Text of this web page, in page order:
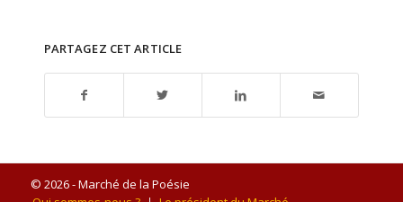
PARTAGEZ CET ARTICLE
© 2026 - Marché de la Poésie